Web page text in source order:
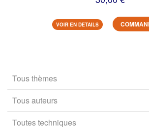
VOIR EN DETAILS